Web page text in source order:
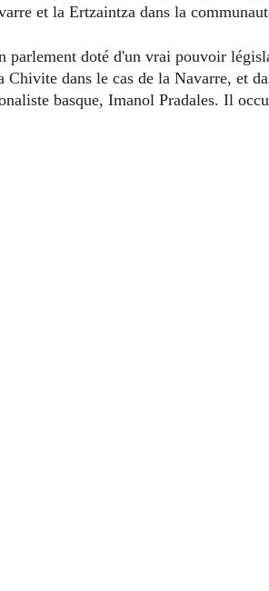
et la Ertzaintza dans la
dans le cas de la Navarre, et
basque, Imanol Pradales. Il